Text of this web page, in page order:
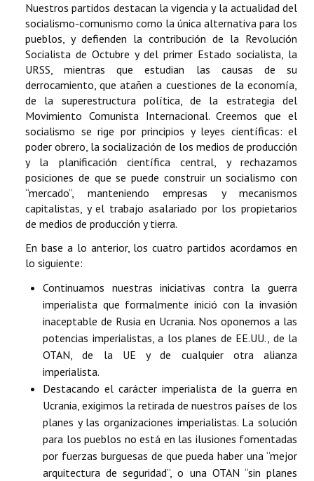
Nuestros partidos destacan la vigencia y la actualidad del
socialismo-comunismo como la única alternativa para los
pueblos, y defienden la contribución de la Revolución
Socialista de Octubre y del primer Estado socialista, la
URSS, mientras que estudian las causas de su
derrocamiento, que atañen a cuestiones de la economía,
de la superestructura política, de la estrategia del
Movimiento Comunista Internacional. Creemos que el
socialismo se rige por principios y leyes científicas: el
poder obrero, la socialización de los medios de producción
y la planificación científica central, y rechazamos
posiciones de que se puede construir un socialismo con
“mercado”, manteniendo empresas y mecanismos
capitalistas, y el trabajo asalariado por los propietarios
de medios de producción y tierra.
En base a lo anterior, los cuatro partidos acordamos en
lo siguiente:
Continuamos nuestras iniciativas contra la guerra
imperialista que formalmente inició con la invasión
inaceptable de Rusia en Ucrania. Nos oponemos a las
potencias imperialistas, a los planes de EE.UU., de la
OTAN, de la UE y de cualquier otra alianza
imperialista.
Destacando el carácter imperialista de la guerra en
Ucrania, exigimos la retirada de nuestros países de los
planes y las organizaciones imperialistas. La solución
para los pueblos no está en las ilusiones fomentadas
por fuerzas burguesas de que pueda haber una “mejor
arquitectura de seguridad”, o una OTAN “sin planes